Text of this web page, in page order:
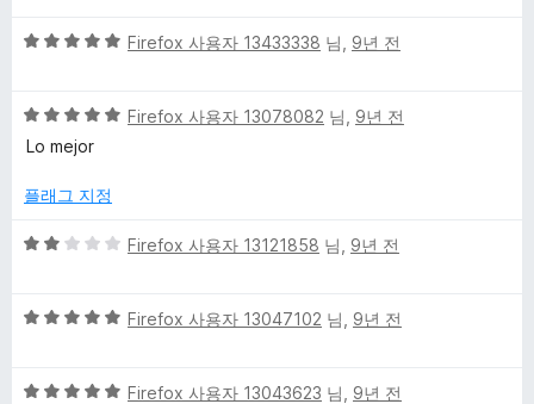
점
점
점
5
점
에
점
Firefox 사용자 13433338 님, 9년 전
5
점
점
5
Firefox 사용자 13078082 님, 9년 전
Lo mejor
플래그 지정
5
점
점
Firefox 사용자 13121858 님, 9년 전
5
점
Firefox 사용자 13047102 님, 9년 전
5 Firefox 사용자 13043623 님, 9년 전